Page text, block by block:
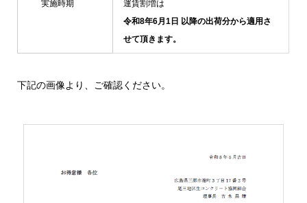
実施時期
運賃割増は
令和8年6月1日 以降の出荷分から適用さ
せて頂きます。
下記の画像より、ご確認ください。